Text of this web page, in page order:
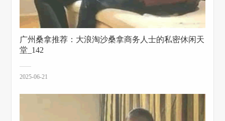
广州桑拿推荐：大浪淘沙桑拿商务人士的私密休闲天
堂_142
2025-06-21